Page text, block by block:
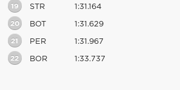
19 STR 1:31.164
20 BOT 1:31.629
21 PER 1:31.967
22 BOR 1:33.737